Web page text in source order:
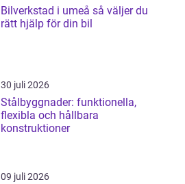
Bilverkstad i umeå så väljer du
rätt hjälp för din bil
30 juli 2026
Stålbyggnader: funktionella,
flexibla och hållbara
konstruktioner
09 juli 2026